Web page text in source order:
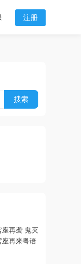
注册
座再袭 鬼灭
座再来粤语